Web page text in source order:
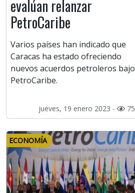
evalúan relanzar
PetroCaribe
Varios países han indicado que
Caracas ha estado ofreciendo
nuevos acuerdos petroleros bajo
PetroCaribe.
jueves, 19 enero 2023 - 75
ECONOMÍA